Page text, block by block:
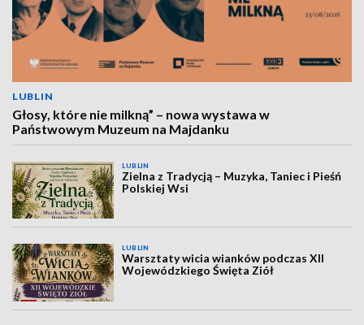
LUBLIN
Głosy, które nie milkną” – nowa wystawa w
Państwowym Muzeum na Majdanku
LUBLIN
Zielna z Tradycją – Muzyka, Taniec i Pieśń
Polskiej Wsi
LUBLIN
Warsztaty wicia wianków podczas XII
Wojewódzkiego Święta Ziół